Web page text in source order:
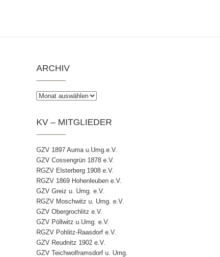
ARCHIV
Archiv
KV – MITGLIEDER
GZV 1897 Auma u.Umg.e.V.
GZV Cossengrün 1878 e.V.
RGZV Elsterberg 1908 e.V.
RGZV 1869 Hohenleuben e.V.
GZV Greiz u. Umg. e.V.
RGZV Moschwitz u. Umg. e.V.
GZV Obergrochlitz e.V.
GZV Pöllwitz u.Umg. e.V.
RGZV Pohlitz-Raasdorf e.V.
GZV Reudnitz 1902 e.V.
GZV Teichwolframsdorf u. Umg.